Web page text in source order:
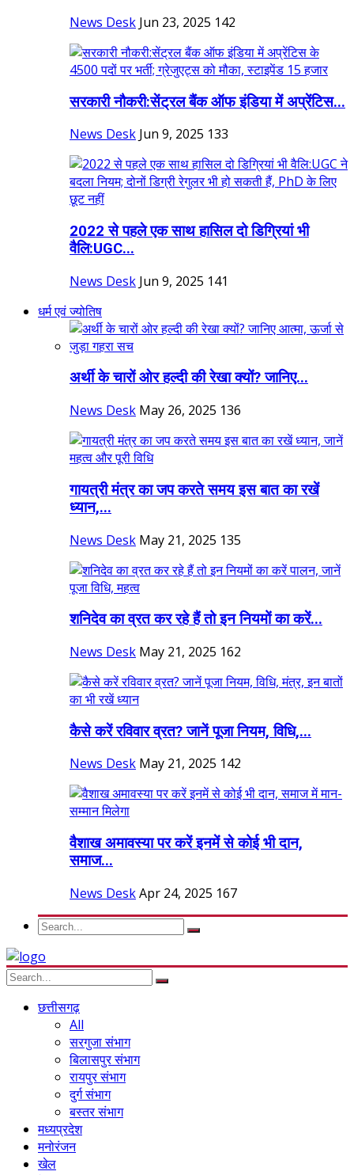
News Desk Jun 23, 2025 142
सरकारी नौकरी:सेंट्रल बैंक ऑफ इंडिया में अप्रेंटिस...
News Desk Jun 9, 2025 133
2022 से पहले एक साथ हासिल दो डिग्रियां भी
वैलि:UGC...
News Desk Jun 9, 2025 141
धर्म एवं ज्योतिष
अर्थी के चारों ओर हल्दी की रेखा क्यों? जानिए...
News Desk May 26, 2025 136
गायत्री मंत्र का जप करते समय इस बात का रखें
ध्यान,...
News Desk May 21, 2025 135
शनिदेव का व्रत कर रहे हैं तो इन नियमों का करें...
News Desk May 21, 2025 162
कैसे करें रविवार व्रत? जानें पूजा नियम, विधि,...
News Desk May 21, 2025 142
वैशाख अमावस्या पर करें इनमें से कोई भी दान,
समाज...
News DeskApr 24, 2025 167
छत्तीसगढ़
All
सरगुजा संभाग
बिलासपुर संभाग
रायपुर संभाग
दुर्ग संभाग
बस्तर संभाग
मध्यप्रदेश
मनोरंजन
खेल